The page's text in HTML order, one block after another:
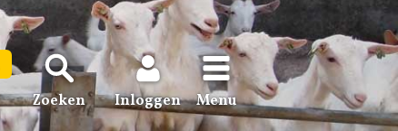
Zoeken Inloggen Menu